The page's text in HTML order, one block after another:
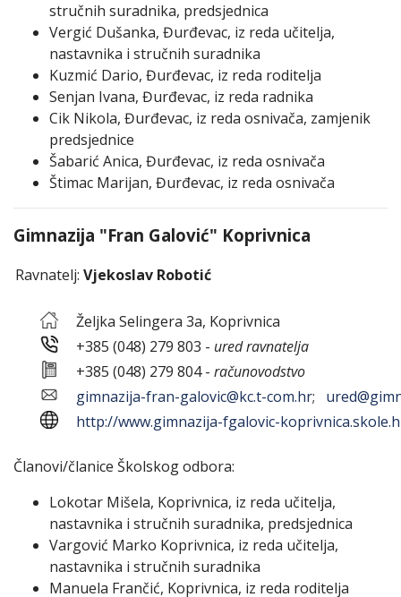
stručnih suradnika, predsjednica
Vergić Dušanka, Đurđevac, iz reda učitelja,
nastavnika i stručnih suradnika
Kuzmić Dario, Đurđevac, iz reda roditelja
Senjan Ivana, Đurđevac, iz reda radnika
Cik Nikola, Đurđevac, iz reda osnivača, zamjenik
predsjednice
Šabarić Anica, Đurđevac, iz reda osnivača
Štimac Marijan, Đurđevac, iz reda osnivača
Gimnazija "Fran Galović" Koprivnica
Ravnatelj: Vjekoslav Robotić
Željka Selingera 3a, Koprivnica
+385 (048) 279 803 - ured ravnatelja
+385 (048) 279 804 - računovodstvo
gimnazija-fran-galovic@kc.t-com.hr;
http://www.gimnazija-fgalovic-
Članovi/članice Školskog odbora:
Lokotar Mišela, Koprivnica, iz reda učitelja,
nastavnika i stručnih suradnika, predsjednica
Vargović Marko Koprivnica, iz reda učitelja,
nastavnika i stručnih suradnika
Manuela Frančić, Koprivnica, iz reda roditelja